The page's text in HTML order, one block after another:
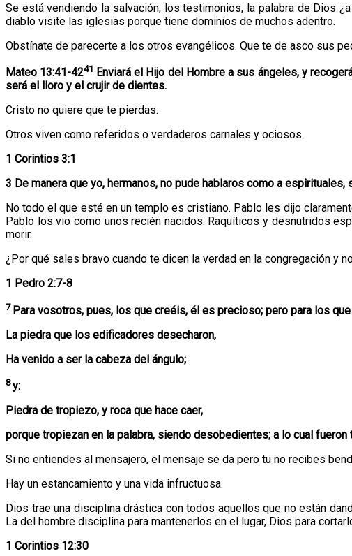
Se está vendiendo la salvación, los testimonios, la palabra de Dios
diablo visite las iglesias porque tiene dominios de muchos adentro.
Obstínate de parecerte a los otros evangélicos. Que te de asco sus
Mateo 13:41-4241 Enviará el Hijo del Hombre a sus ángeles, y
será el lloro y el crujir de dientes.
Cristo no quiere que te pierdas.
Otros viven como referidos o verdaderos carnales y ociosos.
1 Corintios 3:1
3 De manera que yo, hermanos, no pude hablaros como a
No todo el que esté en un templo es cristiano. Pablo les dijo
Pablo los vio como unos recién nacidos. Raquíticos y desnutridos
morir.
¿Por qué sales bravo cuando te dicen la verdad en la congregación y
1 Pedro 2:7-8
7 Para vosotros, pues, los que creéis, él es precioso; pero para los que
La piedra que los edificadores desecharon,
Ha venido a ser la cabeza del ángulo;
8y:
Piedra de tropiezo, y roca que hace caer,
porque tropiezan en la palabra, siendo desobedientes; a lo cual
Si no entiendes al mensajero, el mensaje se da pero tu no recibes
Hay un estancamiento y una vida infructuosa.
Dios trae una disciplina drástica con todos aquellos que no están
La del hombre disciplina para mantenerlos en el lugar, Dios para
1 Corintios 12:30